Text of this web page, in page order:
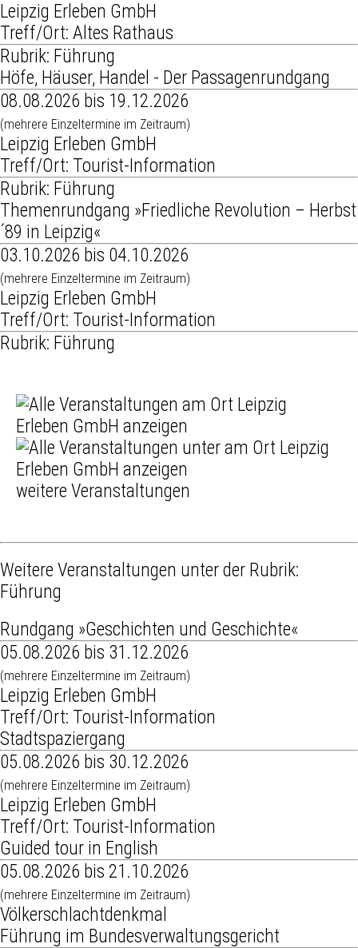
Leipzig Erleben GmbH
Treff/Ort: Altes Rathaus
Rubrik: Führung
Höfe, Häuser, Handel - Der Passagenrundgang
08.08.2026 bis 19.12.2026
(mehrere Einzeltermine im Zeitraum)
Leipzig Erleben GmbH
Treff/Ort: Tourist-Information
Rubrik: Führung
Themenrundgang »Friedliche Revolution – Herbst
´89 in Leipzig«
03.10.2026 bis 04.10.2026
(mehrere Einzeltermine im Zeitraum)
Leipzig Erleben GmbH
Treff/Ort: Tourist-Information
Rubrik: Führung
weitere Veranstaltungen
Weitere Veranstaltungen unter der Rubrik:
Führung
Rundgang »Geschichten und Geschichte«
05.08.2026 bis 31.12.2026
(mehrere Einzeltermine im Zeitraum)
Leipzig Erleben GmbH
Treff/Ort: Tourist-Information
Stadtspaziergang
05.08.2026 bis 30.12.2026
(mehrere Einzeltermine im Zeitraum)
Leipzig Erleben GmbH
Treff/Ort: Tourist-Information
Guided tour in English
05.08.2026 bis 21.10.2026
(mehrere Einzeltermine im Zeitraum)
Völkerschlachtdenkmal
Führung im Bundesverwaltungsgericht